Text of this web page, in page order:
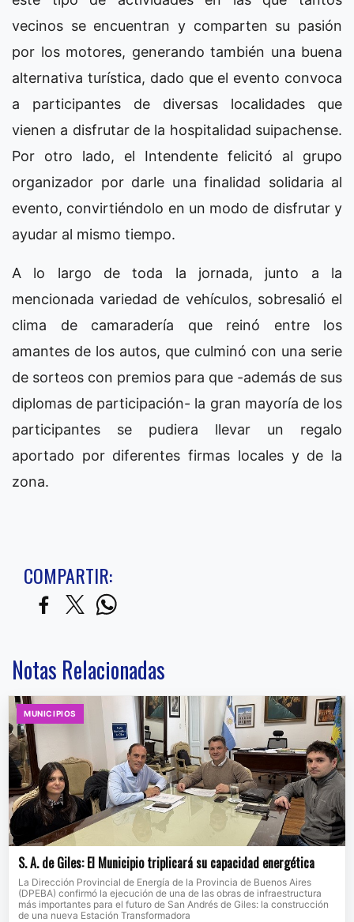
vecinos se encuentran y comparten su pasión
por los motores, generando también una buena
alternativa turística, dado que el evento convoca
a participantes de diversas localidades que
vienen a disfrutar de la hospitalidad suipachense.
Por otro lado, el Intendente felicitó al grupo
organizador por darle una finalidad solidaria al
evento, convirtiéndolo en un modo de disfrutar y
ayudar al mismo tiempo.
A lo largo de toda la jornada, junto a la
mencionada variedad de vehículos, sobresalió el
clima de camaradería que reinó entre los
amantes de los autos, que culminó con una serie
de sorteos con premios para que -además de sus
diplomas de participación- la gran mayoría de los
participantes se pudiera llevar un regalo
aportado por diferentes firmas locales y de la
zona.
COMPARTIR:
Notas Relacionadas
MUNICIPIOS
S. A. de Giles: El Municipio triplicará su capacidad energética
La Dirección Provincial de Energía de la Provincia de Buenos Aires
(DPEBA) confirmó la ejecución de una de las obras de infraestructura
más importantes para el futuro de San Andrés de Giles: la construcción
de una nueva Estación Transformadora